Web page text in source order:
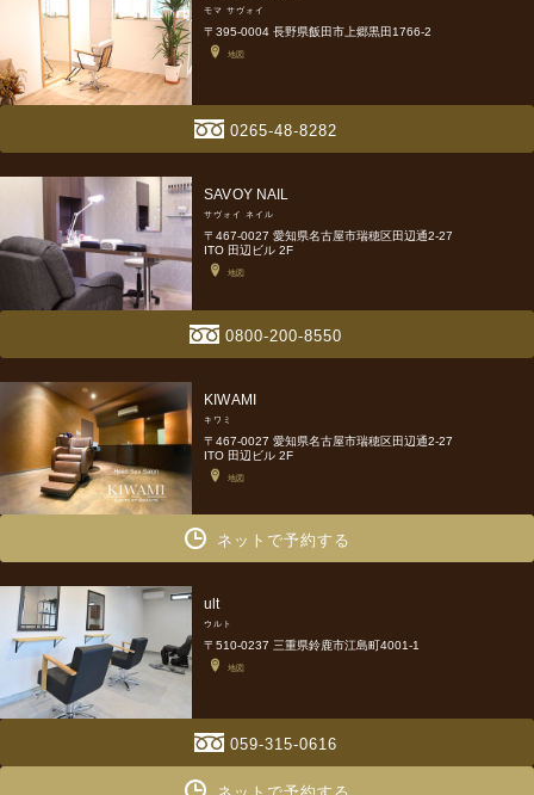
モマ サヴォイ
〒395-0004 長野県飯田市上郷黒田1766-2
地図
0265-48-8282
SAVOY NAIL
サヴォイ ネイル
〒467-0027 愛知県名古屋市瑞穂区田辺通2-27
ITO 田辺ビル 2F
地図
0800-200-8550
KIWAMI
キワミ
〒467-0027 愛知県名古屋市瑞穂区田辺通2-27
ITO 田辺ビル 2F
地図
ネットで予約する
ult
ウルト
〒510-0237 三重県鈴鹿市江島町4001-1
地図
059-315-0616